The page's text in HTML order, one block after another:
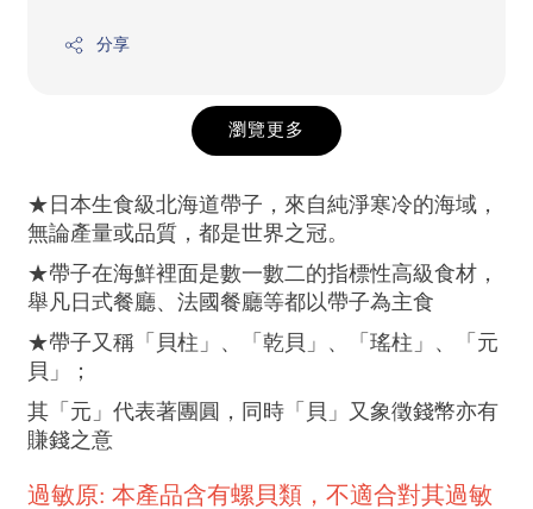
分享
瀏覽更多
★日本生食級北海道帶子，來自純淨寒冷的海域，
無論產量或品質，都是世界之冠。
★帶子在海鮮裡面是數一數二的指標性高級食材，
舉凡日式餐廳、法國餐廳等都以帶子為主食
★帶子又稱「貝柱」、「乾貝」、「瑤柱」、「元
貝」；
其「元」代表著團圓，同時「貝」又象徵錢幣亦有
賺錢之意
過敏原: 本產品含有螺貝類，不適合對其過敏